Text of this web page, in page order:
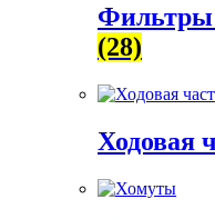
Фильтры
(28)
Ходовая